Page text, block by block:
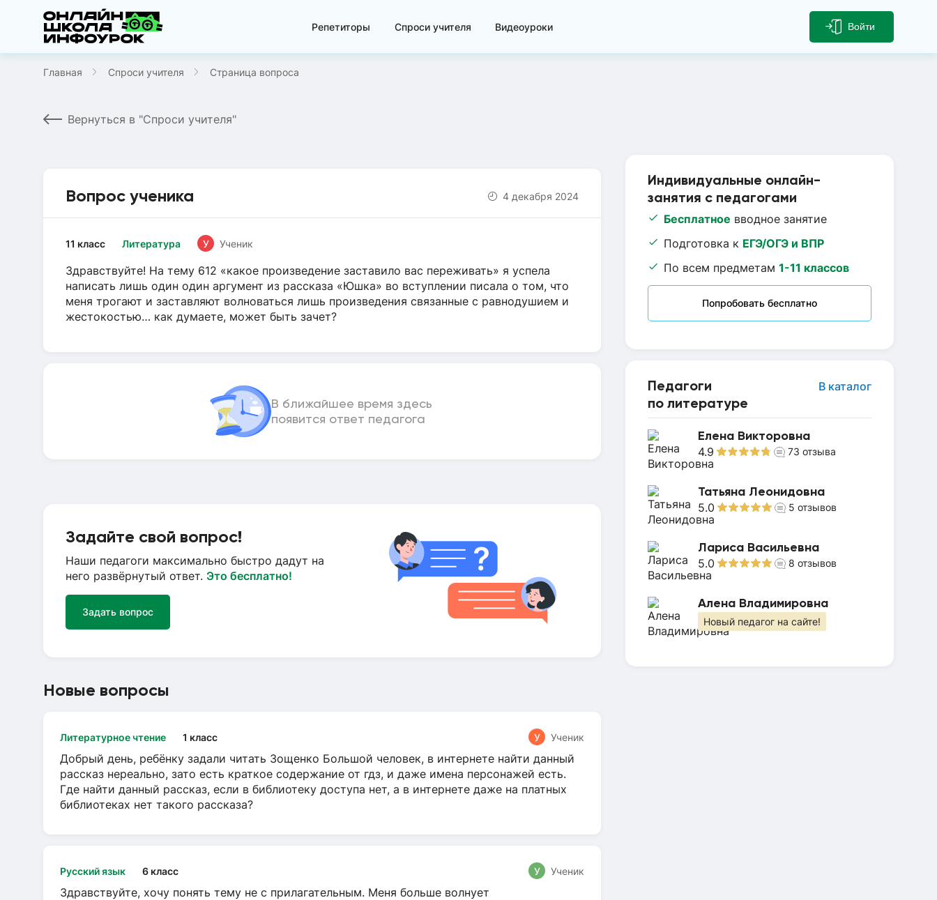
Репетиторы Спроси учителя Видеоуроки Войти
Главная Спроси учителя Страница вопроса
Вернуться в "Спроси учителя"
Индивидуальные онлайн-
занятия с педагогами
Бесплатное вводное занятие
Подготовка к ЕГЭ/ОГЭ и ВПР
По всем предметам 1-11 классов
Попробовать бесплатно
Педагоги
по литературе
В каталог
Елена Викторовна
4.9 73 отзыва
Татьяна Леонидовна
5.0 5 отзывов
Лариса Васильевна
5.0 8 отзывов
Алена Владимировна
Новый педагог на сайте!
Вопрос ученика 4 декабря 2024
Литература
11 класс У Ученик
Здравствуйте! На тему 612 «какое произведение заставило вас переживать» я успела
написать лишь один один аргумент из рассказа «Юшка» во вступлении писала о том, что
меня трогают и заставляют волноваться лишь произведения связанные с равнодушием и
жестокостью… как думаете, может быть зачет?
В ближайшее время здесь
появится ответ педагога
Задайте свой вопрос!
Наши педагоги максимально быстро дадут на
него развёрнутый ответ. Это бесплатно!
Задать вопрос
Новые вопросы
Литературное чтение 1 класс У Ученик
Добрый день, ребёнку задали читать Зощенко Большой человек, в интернете найти данный
рассказ нереально, зато есть краткое содержание от гдз, и даже имена персонажей есть.
Где найти данный рассказ, если в библиотеку доступа нет, а в интернете даже на платных
библиотеках нет такого рассказа?
Русский язык 6 класс У Ученик
Здравствуйте, хочу понять тему не с прилагательным. Меня больше волнует